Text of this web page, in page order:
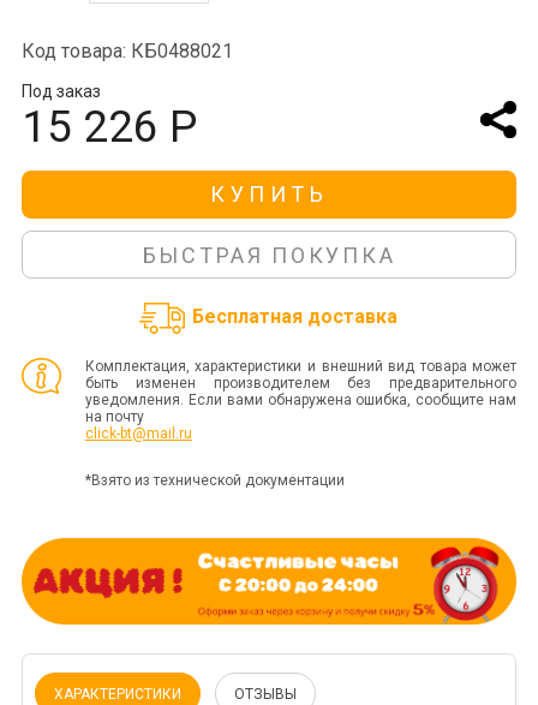
Код товара: КБ0488021
Под заказ
15 226 Р
КУПИТЬ
БЫСТРАЯ ПОКУПКА
Бесплатная доставка
Комплектация, характеристики и внешний вид товара может
быть изменен производителем без предварительного
уведомления. Если вами обнаружена ошибка, сообщите нам
на почту
click-bt@mail.ru
*Взято из технической документации
ХАРАКТЕРИСТИКИ ОТЗЫВЫ